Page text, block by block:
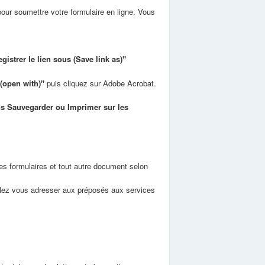
soumettre votre formulaire en ligne. Vous
le lien sous (Save link as)"
with)"puis cliquez sur Adobe Acrobat.
Sauvegarder ou Imprimer sur les
formulaires et tout autre document selon
vous adresser aux préposés aux services